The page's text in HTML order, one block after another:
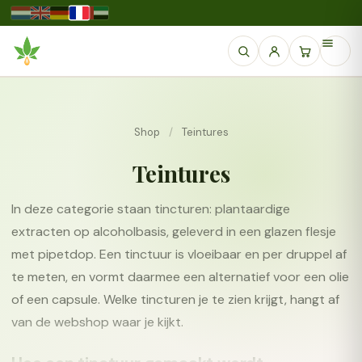
Shop / Teintures
Teintures
In deze categorie staan tincturen: plantaardige
extracten op alcoholbasis, geleverd in een glazen flesje
met pipetdop. Een tinctuur is vloeibaar en per druppel af
te meten, en vormt daarmee een alternatief voor een olie
of een capsule. Welke tincturen je te zien krijgt, hangt af
van de webshop waar je kijkt.